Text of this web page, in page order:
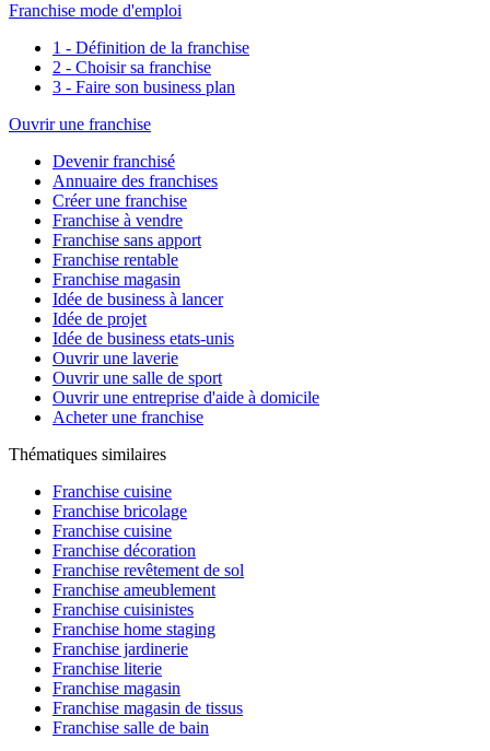
Franchise mode d'emploi
1 - Définition de la franchise
2 - Choisir sa franchise
3 - Faire son business plan
Ouvrir une franchise
Devenir franchisé
Annuaire des franchises
Créer une franchise
Franchise à vendre
Franchise sans apport
Franchise rentable
Franchise magasin
Idée de business à lancer
Idée de projet
Idée de business etats-unis
Ouvrir une laverie
Ouvrir une salle de sport
Ouvrir une entreprise d'aide à domicile
Acheter une franchise
Thématiques similaires
Franchise cuisine
Franchise bricolage
Franchise cuisine
Franchise décoration
Franchise revêtement de sol
Franchise ameublement
Franchise cuisinistes
Franchise home staging
Franchise jardinerie
Franchise literie
Franchise magasin
Franchise magasin de tissus
Franchise salle de bain